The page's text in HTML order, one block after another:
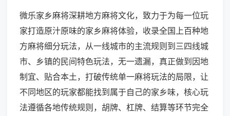
微乐家乡麻将深耕地方麻将文化，致力于为每一位玩
家打造原汁原味的家乡麻将体验，收录全国上百种地
方麻将细分玩法，从一线城市的主流规则到三四线城
市、乡镇的民间特色玩法，无一遗漏，真正做到因地
制宜、贴合本土，打破传统单一麻将玩法的局限，让
不同地区的玩家都能找到属于自己的家乡味，核心玩
法遵循各地传统规则，胡牌、杠牌、结算等环节完全